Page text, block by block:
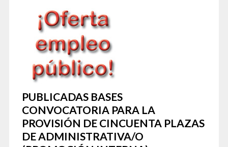
PUBLICADAS BASES
CONVOCATORIA PARA LA
PROVISIÓN DE CINCUENTA PLAZAS
DE ADMINISTRATIVA/O